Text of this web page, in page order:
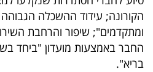
שיתופי
פעולה
הקורונה; עידוד ההשכלה
ומתקדמים"; שיפור והרחבת
החבר באמצעות מועדון "ביחד
בריא".